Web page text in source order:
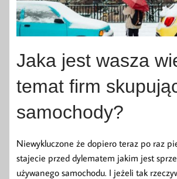
Jaka jest wasza
temat firm
samochody?
Niewykluczone że dopiero teraz po raz
stajecie przed dylematem jakim jest
używanego samochodu. I jeżeli tak